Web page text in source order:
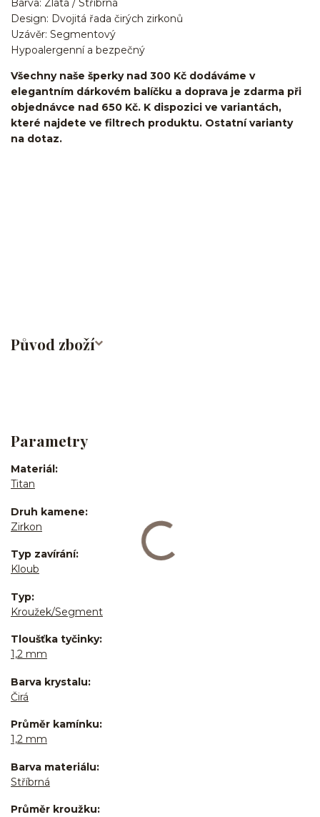
Barva: Zlatá / Stříbrná
Design: Dvojitá řada čirých zirkonů
Uzávěr: Segmentový
Hypoalergenní a bezpečný
Všechny naše šperky nad 300 Kč dodáváme v
elegantním dárkovém balíčku a doprava je zdarma při
objednávce nad 650 Kč. K dispozici ve variantách,
které najdete ve filtrech produktu. Ostatní varianty
na dotaz.
Původ zboží
Parametry
Materiál
Titan
Druh kamene
Zirkon
Typ zavírání
Kloub
Typ
Kroužek/Segment
Tloušťka tyčinky
1,2 mm
Barva krystalu
Čirá
Průměr kamínku
1,2 mm
Barva materiálu
Stříbrná
Průměr kroužku